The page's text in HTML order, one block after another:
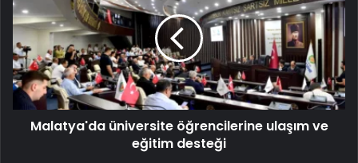
Malatya'da üniversite öğrencilerine ulaşım ve
eğitim desteği